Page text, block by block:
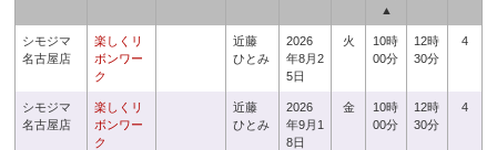
▲
シモジマ
名古屋店
楽しくリ
ボンワー
ク
近藤
ひとみ
2026
年8月2
5日
火
10時
00分
12時
30分
4
シモジマ
名古屋店
楽しくリ
ボンワー
ク
近藤
ひとみ
2026
年9月1
8日
金
10時
00分
12時
30分
4